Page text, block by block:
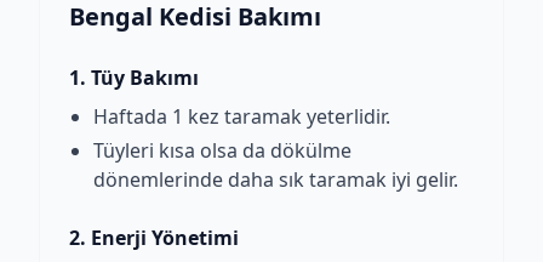
Bengal Kedisi Bakımı
1. Tüy Bakımı
Haftada 1 kez taramak yeterlidir.
Tüyleri kısa olsa da dökülme
dönemlerinde daha sık taramak iyi gelir.
2. Enerji Yönetimi